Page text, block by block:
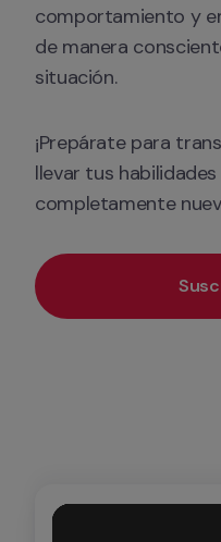
comportamiento y
de manera
situación.
¡Prepárate para
llevar tus
completamente